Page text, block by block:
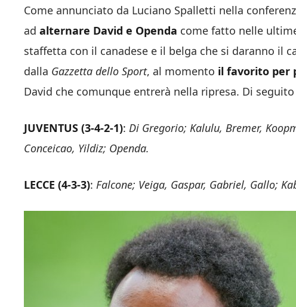
Come annunciato da Luciano Spalletti nella
ad alternare David e Openda come fatto nelle
staffetta con il canadese e il belga che si daranno il
dalla Gazzetta dello Sport, al momento il favorito per
David che comunque entrerà nella ripresa. Di
JUVENTUS (3-4-2-1): Di Gregorio; Kalulu, Bremer,
Conceicao, Yildiz; Openda.
LECCE (4-3-3): Falcone; Veiga, Gaspar, Gabriel, Gallo;